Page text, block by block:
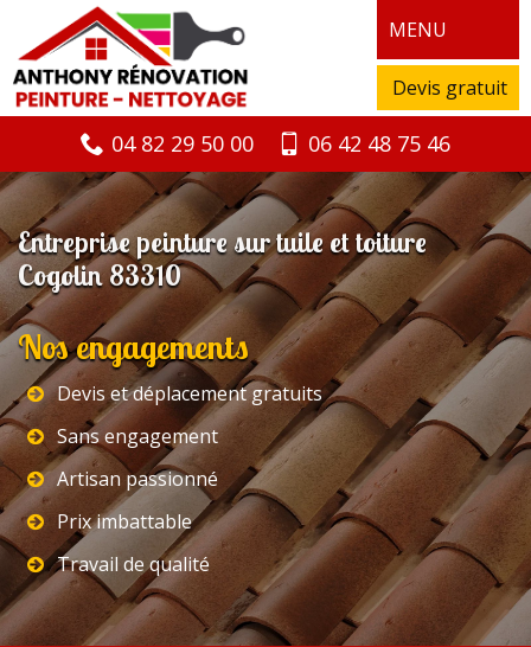
MENU
Devis gratuit
04 82 29 50 00 06 42 48 75 46
Entreprise peinture sur tuile et toiture
Cogolin 83310
Nos engagements
Devis et déplacement gratuits
Sans engagement
Artisan passionné
Prix imbattable
Travail de qualité